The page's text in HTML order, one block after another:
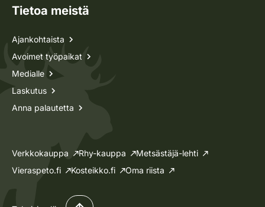
Tietoa meistä
Ajankohtaista
Avoimet työpaikat
Medialle
Laskutus
Anna palautetta
Verkkokauppa Rhy-kauppa
Metsästäjä-lehti
Vieraspeto.fi
Kosteikko.fi Oma riista